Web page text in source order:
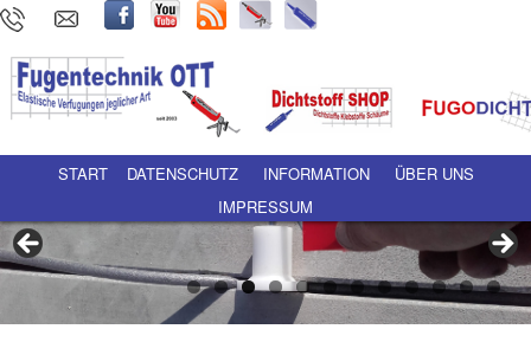
Hauptmenü Zum Inhalt wechseln
Zum sekundären Inhalt wechseln
START DATENSCHUTZ INFORMATION
ÜBER UNS
IMPRESSUM